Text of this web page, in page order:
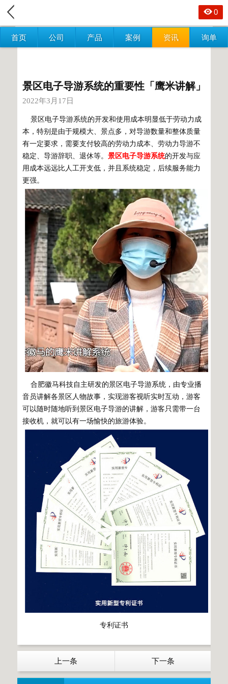
首页 公司 产品 案例 资讯 询单
0
景区电子导游系统的重要性「鹰米讲解」
2022年3月17日
景区电子导游系统的开发和使用成本明显低于劳动力成
本，特别是由于规模大、景点多，对导游数量和整体质量
有一定要求，需要支付较高的劳动力成本、劳动力导游不
稳定、导游辞职、退休等。 景区电子导游系统的开发与应
用成本远远比人工开支低，并且系统稳定，后续服务能力
更强。
合肥徽马科技自主研发的景区电子导游系统，由专业播
音员讲解各景区人物故事，实现游客视听实时互动，游客
可以随时随地听到景区电子导游的讲解，游客只需带一台
接收机，就可以有一场愉快的旅游体验。
专利证书
上一条 下一条